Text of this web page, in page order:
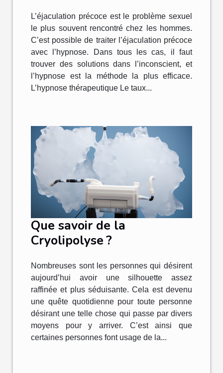
L’éjaculation précoce est le problème sexuel
le plus souvent rencontré chez les hommes.
C’est possible de traiter l’éjaculation précoce
avec l’hypnose. Dans tous les cas, il faut
trouver des solutions dans l’inconscient, et
l’hypnose est la méthode la plus efficace.
L’hypnose thérapeutique Le taux...
Que savoir de la
Cryolipolyse ?
Nombreuses sont les personnes qui désirent
aujourd’hui avoir une silhouette assez
raffinée et plus séduisante. Cela est devenu
une quête quotidienne pour toute personne
désirant une telle chose qui passe par divers
moyens pour y arriver. C’est ainsi que
certaines personnes font usage de la...